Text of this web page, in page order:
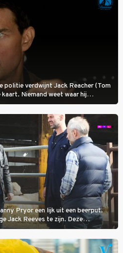
politie verdwijnt Jack Reacher (Tom
Niemand weet waar hij
James Barr naar hem vraagt.
Pryor een lijk uit een beerput.
Jack Reeves te zijn. Deze
had gebroken met zijn familie
ruzie.